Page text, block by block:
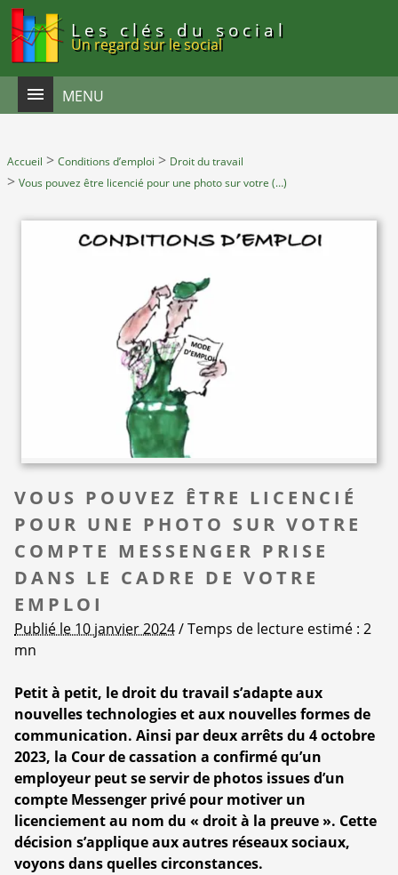
Les clés du social
Un regard sur le social
MENU
Accueil > Conditions d’emploi > Droit du travail
> Vous pouvez être licencié pour une photo sur votre (…)
VOUS POUVEZ ÊTRE LICENCIÉ
POUR UNE PHOTO SUR VOTRE
COMPTE MESSENGER PRISE
DANS LE CADRE DE VOTRE
EMPLOI
Publié le 10 janvier 2024/ Temps de lecture estimé : 2
mn
Petit à petit, le droit du travail s’adapte aux
nouvelles technologies et aux nouvelles formes de
communication. Ainsi par deux arrêts du 4 octobre
2023, la Cour de cassation a confirmé qu’un
employeur peut se servir de photos issues d’un
compte Messenger privé pour motiver un
licenciement au nom du « droit à la preuve ». Cette
décision s’applique aux autres réseaux sociaux,
voyons dans quelles circonstances.
Panneau de gestion des cookies